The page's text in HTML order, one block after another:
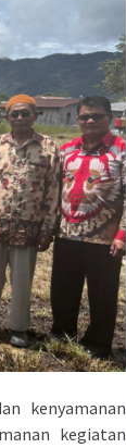
kenyamanan
kegiatan